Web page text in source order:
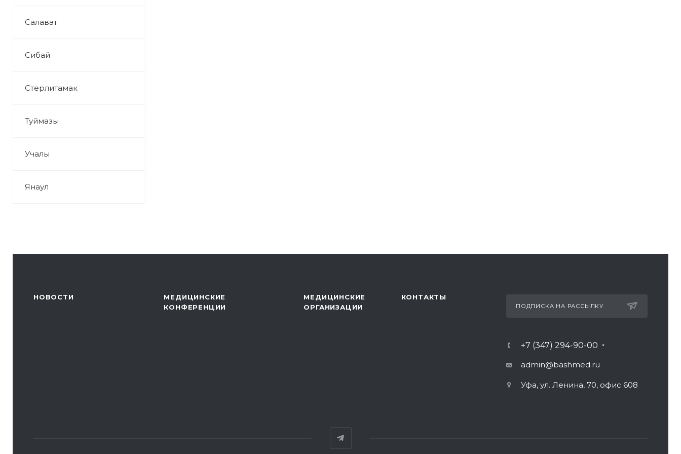
Салават
Сибай
Стерлитамак
Туймазы
Учалы
Янаул
НОВОСТИ
МЕДИЦИНСКИЕ
КОНФЕРЕНЦИИ
МЕДИЦИНСКИЕ
ОРГАНИЗАЦИИ
КОНТАКТЫ
ПОДПИСКА НА РАССЫЛКУ
+7 (347) 294-90-00
admin@bashmed.ru
Уфа, ул. Ленина, 70, офис 608